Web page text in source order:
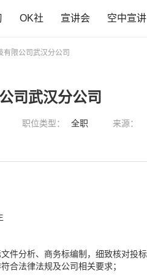
OK社 宣讲会 空中宣讲
有限公司武汉分公司
司武汉分公司
职位类型： 全职 来源：
件分析、商务标编制，细致核对投
合法律法规及公司相关要求；